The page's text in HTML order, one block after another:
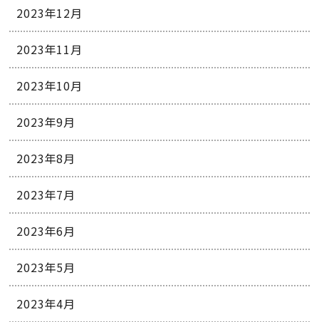
2023年12月
2023年11月
2023年10月
2023年9月
2023年8月
2023年7月
2023年6月
2023年5月
2023年4月